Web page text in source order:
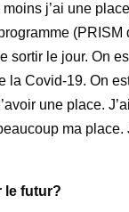
j’ai une
sortir le jour. On
la Covid-19. On
une place.
ma
le futur?